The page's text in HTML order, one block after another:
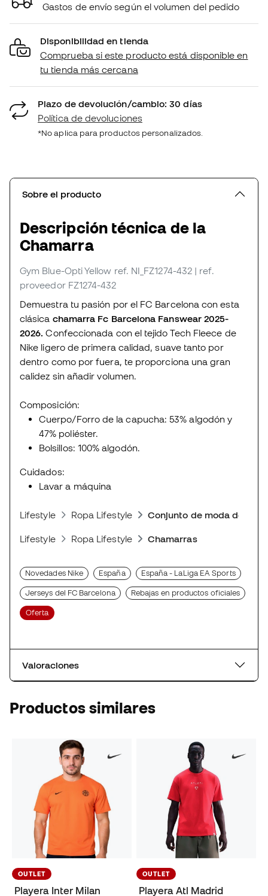
Gastos de envío según el volumen del pedido
Disponibilidad en tienda
Comprueba si este producto está disponible en
tu tienda más cercana
Plazo de devolución/cambio: 30 días
Política de devoluciones
*No aplica para productos personalizados.
Sobre el producto
Descripción técnica de la
Chamarra
Gym Blue-Opti Yellow ref. NI_FZ1274-432 | ref.
proveedor FZ1274-432
Demuestra tu pasión por el FC Barcelona con esta
clásica chamarra Fc Barcelona Fanswear 2025-
2026. Confeccionada con el tejido Tech Fleece de
Nike ligero de primera calidad, suave tanto por
dentro como por fuera, te proporciona una gran
calidez sin añadir volumen.
Composición:
Cuerpo/Forro de la capucha: 53% algodón y
47% poliéster.
Bolsillos: 100% algodón.
Cuidados:
Lavar a máquina
Lifestyle Ropa Lifestyle Conjunto de moda
Lifestyle Ropa Lifestyle Chamarras
Novedades Nike España España - LaLiga EA Sports
Jerseys del FC Barcelona Rebajas en productos oficiales
Oferta
Valoraciones
Productos similares
OUTLET
Playera Inter Milan
OUTLET
Playera Atl Madrid